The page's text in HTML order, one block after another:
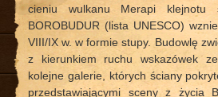
cieniu wulkanu Merapi klejnotu
BOROBUDUR (lista UNESCO)
VIII/IX w. w formie stupy. Budowlę
z kierunkiem ruchu wskazówek
kolejne galerie, których ściany
przedstawiającymi sceny z życia